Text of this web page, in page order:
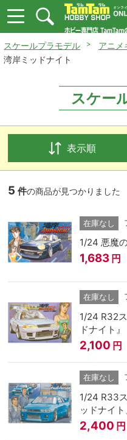
スケールプラモデル
アニメ
湾岸ミッドナイト
スケー
表示順
5 件の商品が見つかりました
在庫なし
1/24 悪魔
1,683 円
在庫なし
1/24 R32
ドナイト』
2,100 円
在庫なし
1/24 R33
ッドナイト
2,400 円